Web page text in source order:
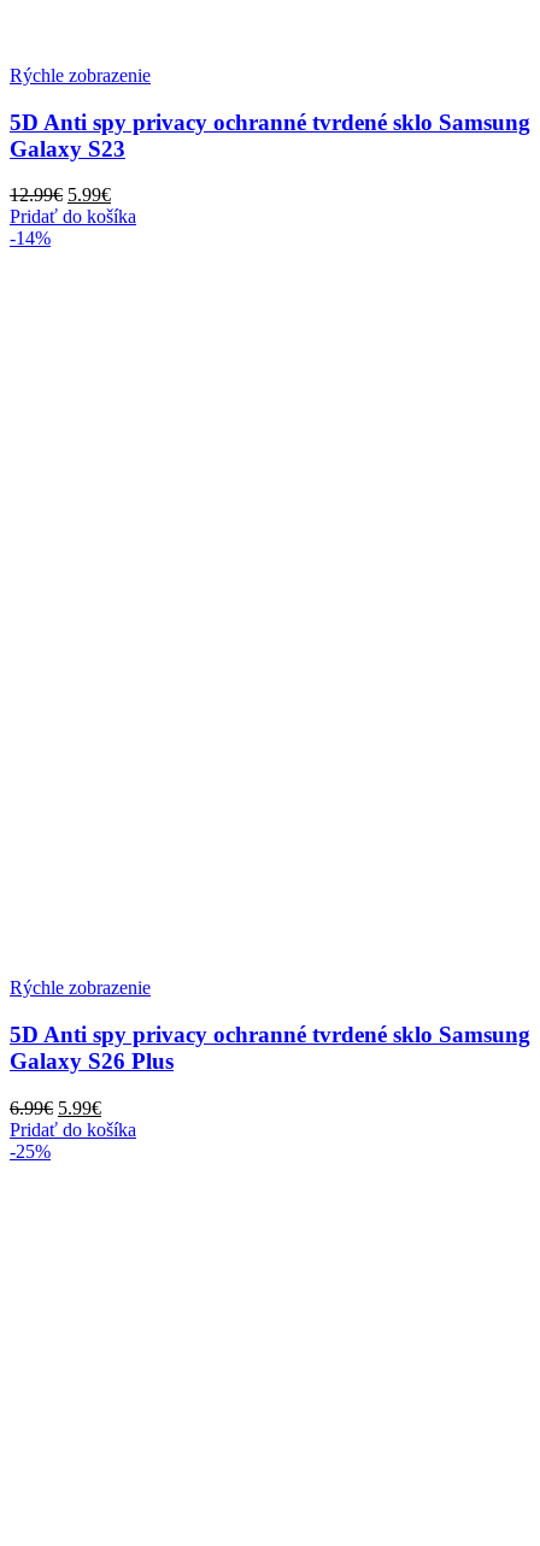
Rýchle zobrazenie
5D Anti spy privacy ochranné tvrdené sklo Samsung
Galaxy S23
12.99€ Pôvodná
cena
5.99€Aktuálna
cena
Pridať do košíka
-14%
Rýchle zobrazenie
5D Anti spy privacy ochranné tvrdené sklo Samsung
Galaxy S26 Plus
6.99€ Pôvodná
cena
5.99€Aktuálna
cena
Pridať do košíka
-25%